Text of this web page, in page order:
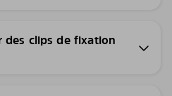
des clips de fixation